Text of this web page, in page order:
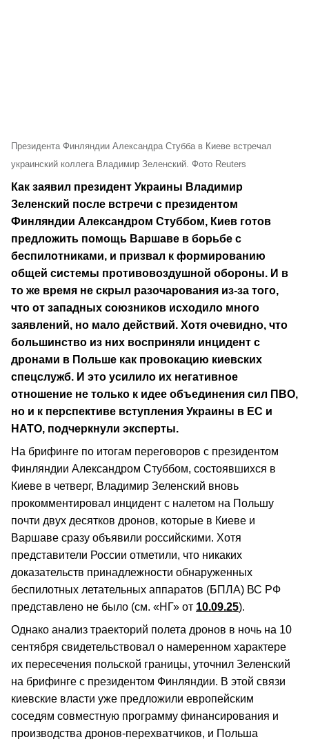
Президента Финляндии Александра Стубба в Киеве встречал
украинский коллега Владимир Зеленский. Фото Reuters
Как заявил президент Украины Владимир
Зеленский после встречи с президентом
Финляндии Александром Стуббом, Киев готов
предложить помощь Варшаве в борьбе с
беспилотниками, и призвал к формированию
общей системы противовоздушной обороны. И в
то же время не скрыл разочарования из-за того,
что от западных союзников исходило много
заявлений, но мало действий. Хотя очевидно, что
большинство из них восприняли инцидент с
дронами в Польше как провокацию киевских
спецслужб. И это усилило их негативное
отношение не только к идее объединения сил ПВО,
но и к перспективе вступления Украины в ЕС и
НАТО, подчеркнули эксперты.
На брифинге по итогам переговоров с президентом
Финляндии Александром Стуббом, состоявшихся в
Киеве в четверг, Владимир Зеленский вновь
прокомментировал инцидент с налетом на Польшу
почти двух десятков дронов, которые в Киеве и
Варшаве сразу объявили российскими. Хотя
представители России отметили, что никаких
доказательств принадлежности обнаруженных
беспилотных летательных аппаратов (БПЛА) ВС РФ
представлено не было (см. «НГ» от 10.09.25).
Однако анализ траекторий полета дронов в ночь на 10
сентября свидетельствовал о намеренном характере
их пересечения польской границы, уточнил Зеленский
на брифинге с президентом Финляндии. В этой связи
киевские власти уже предложили европейским
соседям совместную программу финансирования и
производства дронов-перехватчиков, и Польша